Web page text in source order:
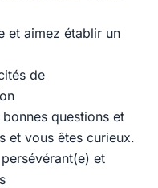
et aimez établir un
de
questions et
et vous êtes curieux.
et